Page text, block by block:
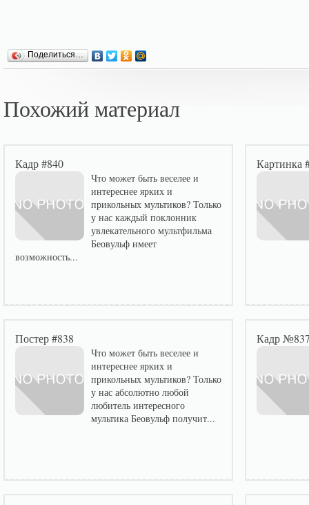
Поделиться…
Похожий материал
Кадр #840
Что может быть веселее и
интереснее ярких и
прикольных мультиков? Только
у нас каждый поклонник
увлекательного мультфильма
Беовульф имеет
возможность...
Картинка
Постер #838
Что может быть веселее и
интереснее ярких и
прикольных мультиков? Только
у нас абсолютно любой
любитель интересного
мультика Беовульф получит...
Кадр